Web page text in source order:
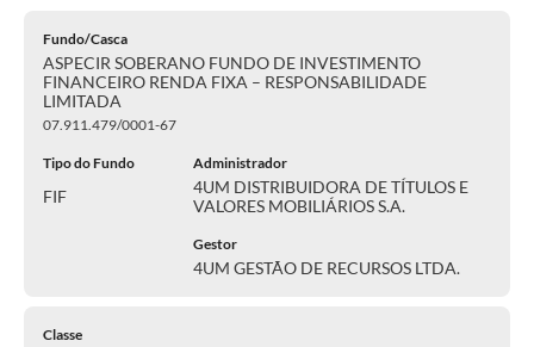
Fundo/Casca
ASPECIR SOBERANO FUNDO DE INVESTIMENTO
FINANCEIRO RENDA FIXA – RESPONSABILIDADE
LIMITADA
07.911.479/0001-67
Tipo do Fundo
FIF
Administrador
4UM DISTRIBUIDORA DE TÍTULOS E
VALORES MOBILIÁRIOS S.A.
Gestor
4UM GESTÃO DE RECURSOS LTDA.
Classe